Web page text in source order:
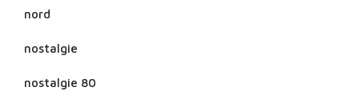
nord
nostalgie
nostalgie 80